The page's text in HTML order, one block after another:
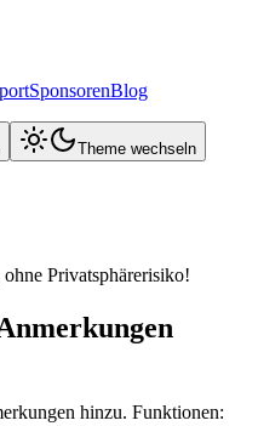
SponsorenBlog
Theme wechseln
Privatsphärerisiko!
hinzu. Funktionen: